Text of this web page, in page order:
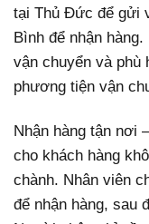
tại Thủ Đức để gửi
Bình để nhận
vận chuyển và phù
phương tiện vận
Nhận hàng tận nơi
cho khách hàng
chành. Nhân viên
để nhận hàng, sau